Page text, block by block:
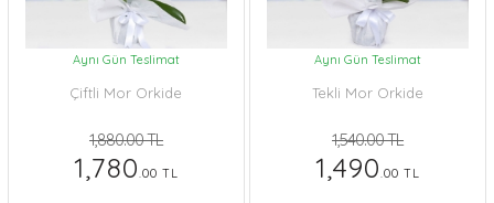
Aynı Gün Teslimat
Çiftli Mor Orkide
1,880.00 TL
1,780.00 TL
Aynı Gün Teslimat
Tekli Mor Orkide
1,540.00 TL
1,490.00 TL